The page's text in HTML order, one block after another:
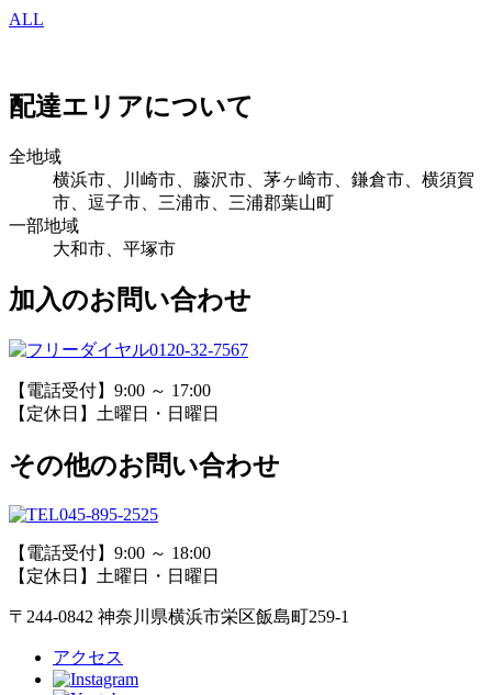
ALL
配達エリアについて
全地域
横浜市、川崎市、藤沢市、茅ヶ崎市、鎌倉市、横須賀
市、逗子市、三浦市、三浦郡葉山町
一部地域
大和市、平塚市
加入のお問い合わせ
0120-32-7567
【電話受付】9:00 ～ 17:00
【定休日】土曜日・日曜日
その他のお問い合わせ
045-895-2525
【電話受付】9:00 ～ 18:00
【定休日】土曜日・日曜日
〒244-0842 神奈川県横浜市栄区飯島町259-1
アクセス